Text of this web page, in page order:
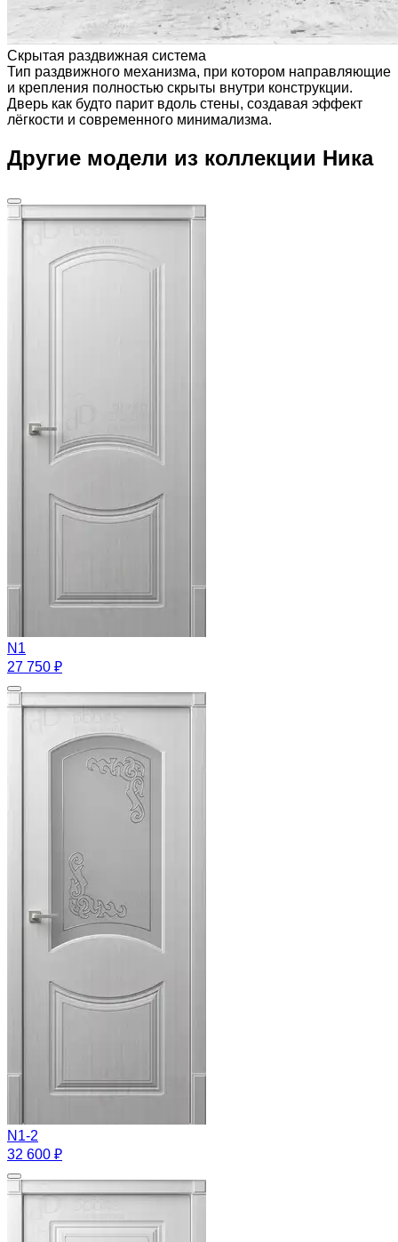
Скрытая раздвижная система
Тип раздвижного механизма, при котором направляющие
и крепления полностью скрыты внутри конструкции.
Дверь как будто парит вдоль стены, создавая эффект
лёгкости и современного минимализма.
Другие модели из коллекции Ника
N1
27 750 ₽
N1-2
32 600 ₽